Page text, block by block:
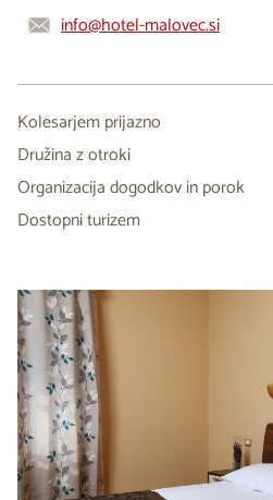
info@hotel-malovec.si
Kolesarjem prijazno
Družina z otroki
Organizacija dogodkov in porok
Dostopni turizem